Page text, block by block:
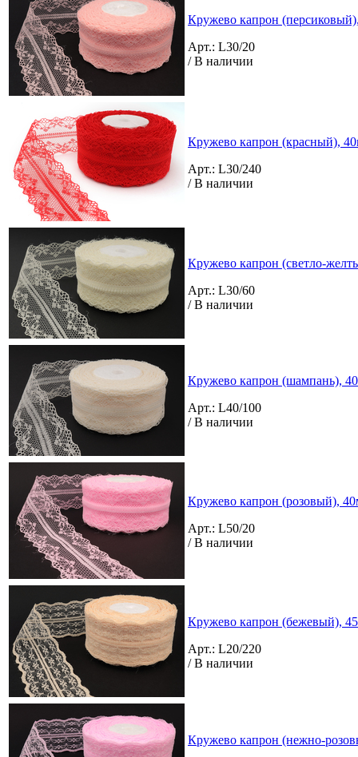
Кружево капрон
Арт.: L30/20
/ В наличии
Кружево капрон (красный),
Арт.: L30/240
/ В наличии
Кружево капрон (светло-
Арт.: L30/60
/ В наличии
Кружево капрон (шампань),
Арт.: L40/100
/ В наличии
Кружево капрон (розовый),
Арт.: L50/20
/ В наличии
Кружево капрон (бежевый),
Арт.: L20/220
/ В наличии
Кружево капрон (нежно-